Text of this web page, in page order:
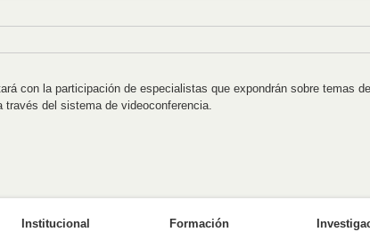
con la participación de especialistas que expondrán sobre temas
través del sistema de videoconferencia.
Institucional
Formación